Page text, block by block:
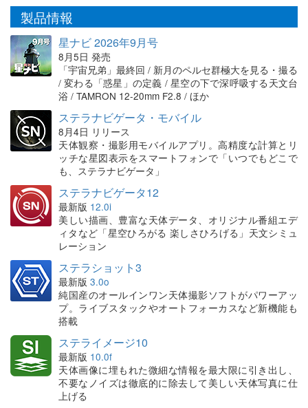
製品情報
星ナビ 2026年9月号
8月5日 発売
「宇宙兄弟」最終回 / 新月のペルセ群極大を見る・撮る
/ 変わる「惑星」の定義 / 星空の下で深呼吸する天文台
浴 / TAMRON 12-20mm F2.8 / ほか
ステラナビゲータ・モバイル
8月4日 リリース
天体観察・撮影用モバイルアプリ。高精度な計算とリ
ッチな星図表示をスマートフォンで「いつでもどこで
も、ステラナビゲータ」
ステラナビゲータ12
最新版 12.0i
美しい描画、豊富な天体データ、オリジナル番組エデ
ィタなど「星空ひろがる 楽しさひろげる」天文シミュ
レーション
ステラショット3
最新版 3.0o
純国産のオールインワン天体撮影ソフトがパワーアッ
プ。ライブスタックやオートフォーカスなど新機能も
搭載
ステライメージ10
最新版 10.0f
天体画像に埋もれた微細な情報を最大限に引き出し、
不要なノイズは徹底的に除去して美しい天体写真に仕
上げる